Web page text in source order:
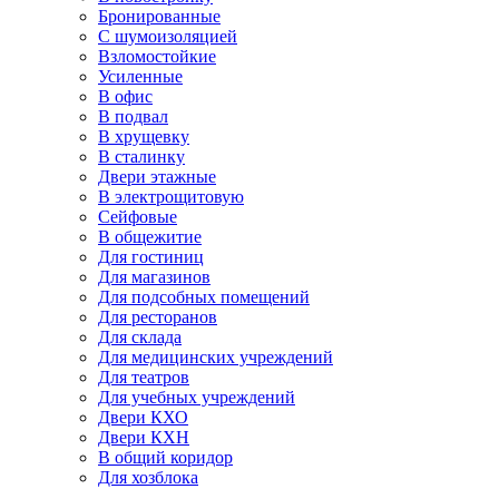
Бронированные
С шумоизоляцией
Взломостойкие
Усиленные
В офис
В подвал
В хрущевку
В сталинку
Двери этажные
В электрощитовую
Сейфовые
В общежитие
Для гостиниц
Для магазинов
Для подсобных помещений
Для ресторанов
Для склада
Для медицинских учреждений
Для театров
Для учебных учреждений
Двери КХО
Двери КХН
В общий коридор
Для хозблока